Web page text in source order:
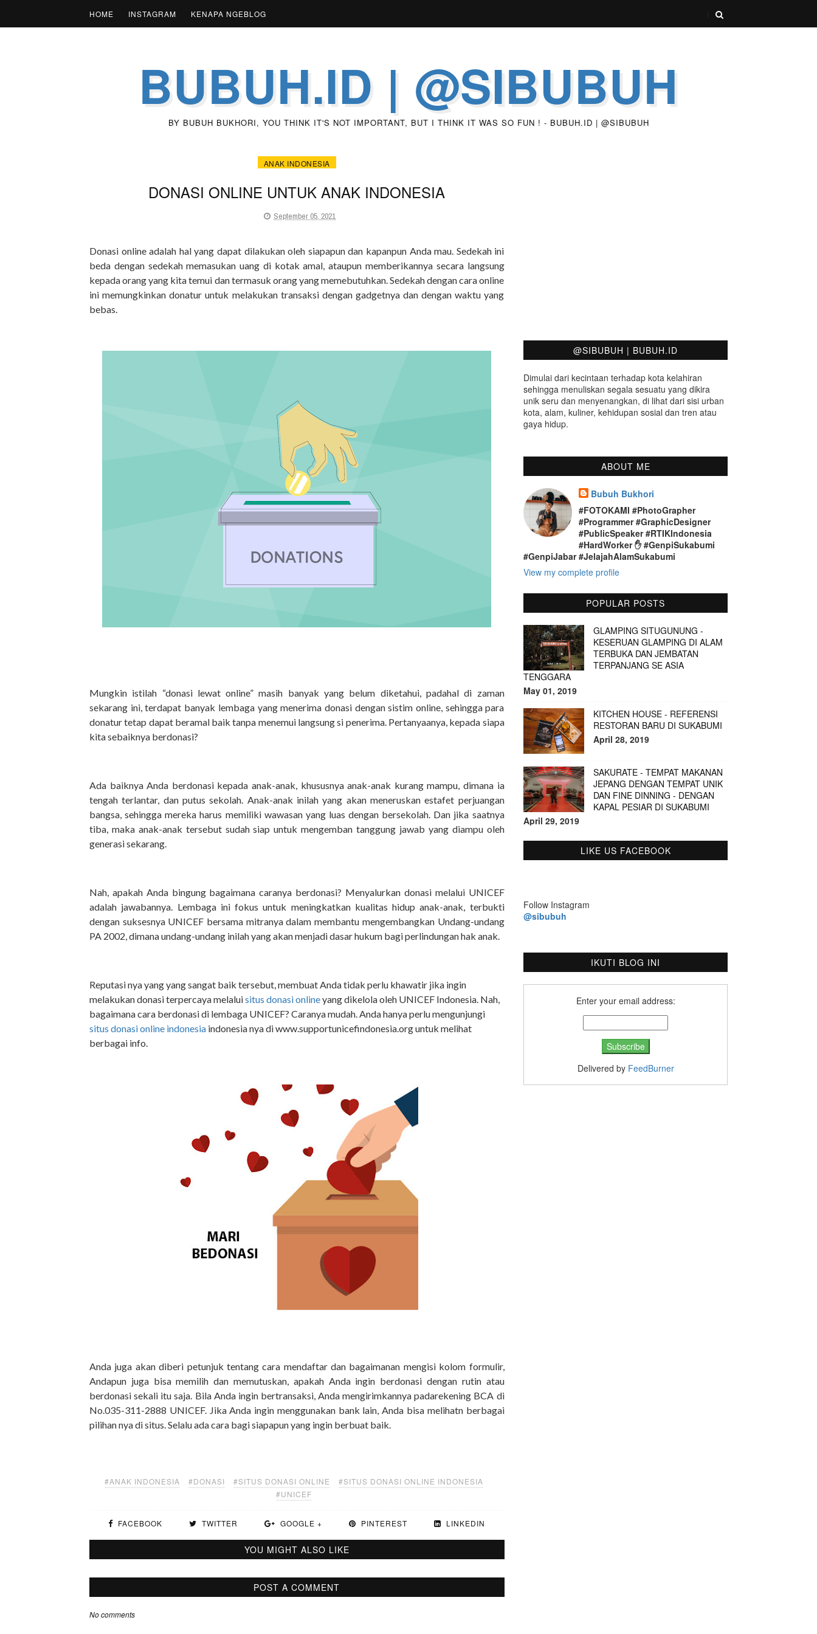
HOME INSTAGRAM KENAPA NGEBLOG
BUBUH.ID | @SIBUBUH
BY BUBUH BUKHORI, YOU THINK IT'S NOT IMPORTANT, BUT I THINK IT WAS SO FUN ! - BUBUH.ID | @SIBUBUH
ANAK INDONESIA
DONASI ONLINE UNTUK ANAK INDONESIA
September 05, 2021
Donasi online adalah hal yang dapat dilakukan oleh siapapun dan kapanpun Anda mau. Sedekah ini
beda dengan sedekah memasukan uang di kotak amal, ataupun memberikannya secara langsung
kepada orang yang kita temui dan termasuk orang yang memebutuhkan. Sedekah dengan cara online
ini memungkinkan donatur untuk melakukan transaksi dengan gadgetnya dan dengan waktu yang
bebas.
Mungkin istilah “donasi lewat online” masih banyak yang belum diketahui, padahal di zaman
sekarang ini, terdapat banyak lembaga yang menerima donasi dengan sistim online, sehingga para
donatur tetap dapat beramal baik tanpa menemui langsung si penerima. Pertanyaanya, kepada siapa
kita sebaiknya berdonasi?
Ada baiknya Anda berdonasi kepada anak-anak, khususnya anak-anak kurang mampu, dimana ia
tengah terlantar, dan putus sekolah. Anak-anak inilah yang akan meneruskan estafet perjuangan
bangsa, sehingga mereka harus memiliki wawasan yang luas dengan bersekolah. Dan jika saatnya
tiba, maka anak-anak tersebut sudah siap untuk mengemban tanggung jawab yang diampu oleh
generasi sekarang.
Nah, apakah Anda bingung bagaimana caranya berdonasi? Menyalurkan donasi melalui UNICEF
adalah jawabannya. Lembaga ini fokus untuk meningkatkan kualitas hidup anak-anak, terbukti
dengan suksesnya UNICEF bersama mitranya dalam membantu mengembangkan Undang-undang
PA 2002, dimana undang-undang inilah yang akan menjadi dasar hukum bagi perlindungan hak anak.
Reputasi nya yang yang sangat baik tersebut, membuat Anda tidak perlu khawatir jika ingin
melakukan donasi terpercaya melaluisitus donasi onlineyang dikelola oleh UNICEF Indonesia. Nah,
bagaimana cara berdonasi di lembaga UNICEF? Caranya mudah. Anda hanya perlu mengunjungi
situs donasi online indonesia indonesia nya di www.supportunicefindonesia.org untuk melihat
berbagai info.
Anda juga akan diberi petunjuk tentang cara mendaftar dan bagaimanan mengisi kolom formulir,
Andapun juga bisa memilih dan memutuskan, apakah Anda ingin berdonasi dengan rutin atau
berdonasi sekali itu saja. Bila Anda ingin bertransaksi, Anda mengirimkannya padarekening BCA di
No.035-311-2888 UNICEF. Jika Anda ingin menggunakan bank lain, Anda bisa melihatn berbagai
pilihan nya di situs. Selalu ada cara bagi siapapun yang ingin berbuat baik.
#ANAK INDONESIA #DONASI #SITUS DONASI ONLINE
#SITUS DONASI ONLINE INDONESIA
#UNICEF
FACEBOOK TWITTER GOOGLE + PINTEREST LINKEDIN
YOU MIGHT ALSO LIKE
POST A COMMENT
No comments
@SIBUBUH | BUBUH.ID
Dimulai dari kecintaan terhadap kota kelahiran
sehingga menuliskan segala sesuatu yang dikira
unik seru dan menyenangkan, di lihat dari sisi urban
kota, alam, kuliner, kehidupan sosial dan tren atau
gaya hidup.
ABOUT ME
Bubuh Bukhori
#FOTOKAMI #PhotoGrapher
#Programmer #GraphicDesigner
#PublicSpeaker #RTIKIndonesia
#HardWorker ✋ #GenpiSukabumi
#GenpiJabar #JelajahAlamSukabumi
View my complete profile
POPULAR POSTS
GLAMPING SITUGUNUNG -
KESERUAN GLAMPING DI ALAM
TERBUKA DAN JEMBATAN
TERPANJANG SE ASIA
TENGGARA
May 01, 2019
KITCHEN HOUSE - REFERENSI
RESTORAN BARU DI SUKABUMI
April 28, 2019
SAKURATE - TEMPAT MAKANAN
JEPANG DENGAN TEMPAT UNIK
DAN FINE DINNING - DENGAN
KAPAL PESIAR DI SUKABUMI
April 29, 2019
LIKE US FACEBOOK
Follow Instagram
@sibubuh
IKUTI BLOG INI
Enter your email address:
Delivered by FeedBurner